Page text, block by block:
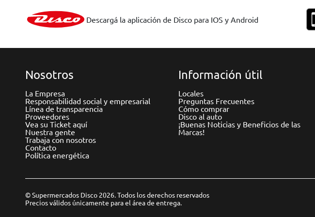
Descargá la aplicación de Disco para IOS y Android
Nosotros
La Empresa
Responsabilidad social y empresarial
Línea de transparencia
Proveedores
Vea su Ticket aquí
Nuestra gente
Trabaja con nosotros
Contacto
Política energética
Información útil
Locales
Preguntas Frecuentes
Cómo comprar
Disco al auto
¡Buenas Noticias y Beneficios de las
Marcas!
© Supermercados Disco 2026. Todos los derechos reservados
Precios válidos únicamente para el área de entrega.